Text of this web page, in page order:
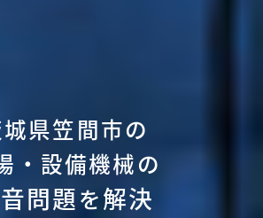
県笠間市の
・設備機械の
問題を解決